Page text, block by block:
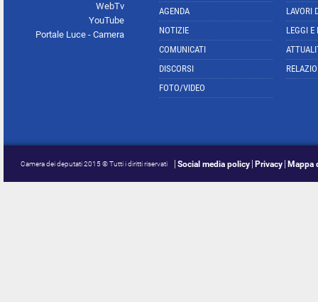
WebTv
YouTube
Portale Luce - Camera
AGENDA
NOTIZIE
COMUNICATI
DISCORSI
FOTO/VIDEO
LAVORI
LEGGI E
Camera dei deputati 2015 © Tutti i diritti riservati Social media policy Privacy Mappa